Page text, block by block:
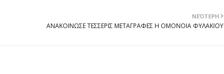
ΝΕΌΤΕΡΗ
ΑΝΑΚΟΙΝΩΣΕ ΤΕΣΣΕΡΙΣ ΜΕΤΑΓΡΑΦΕΣ Η ΟΜΟΝΟΙΑ ΦΥΛΑΚΙΟΥ